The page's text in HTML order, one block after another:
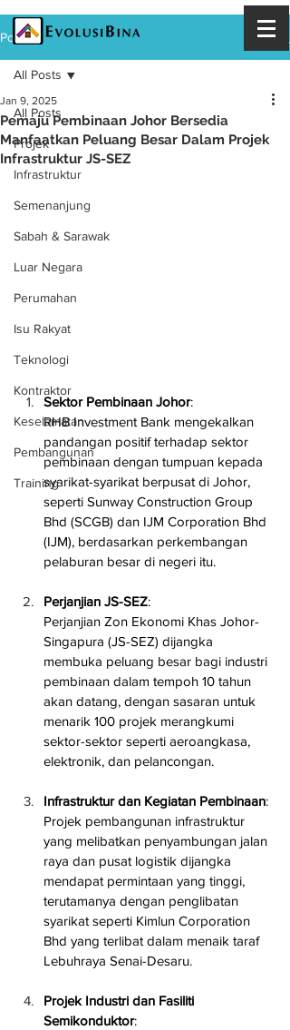
Post
All Posts
Projek
Infrastruktur
Semenanjung
Sabah & Sarawak
Luar Negara
Perumahan
Isu Rakyat
Teknologi
Kontraktor
Keselamatan
Pembangunan
Training
All Posts
Pemaju Pembinaan Johor Bersedia
Manfaatkan Peluang Besar Dalam Projek
Infrastruktur JS-SEZ
Jan 9, 2025
Sektor Pembinaan Johor:
RHB Investment Bank mengekalkan
pandangan positif terhadap sektor
pembinaan dengan tumpuan kepada
syarikat-syarikat berpusat di Johor,
seperti Sunway Construction Group
Bhd (SCGB) dan IJM Corporation Bhd
(IJM), berdasarkan perkembangan
pelaburan besar di negeri itu.
Perjanjian JS-SEZ:
Perjanjian Zon Ekonomi Khas Johor-
Singapura (JS-SEZ) dijangka
membuka peluang besar bagi industri
pembinaan dalam tempoh 10 tahun
akan datang, dengan sasaran untuk
menarik 100 projek merangkumi
sektor-sektor seperti aeroangkasa,
elektronik, dan pelancongan.
Infrastruktur dan Kegiatan Pembinaan:
Projek pembangunan infrastruktur
yang melibatkan penyambungan jalan
raya dan pusat logistik dijangka
mendapat permintaan yang tinggi,
terutamanya dengan penglibatan
syarikat seperti Kimlun Corporation
Bhd yang terlibat dalam menaik taraf
Lebuhraya Senai-Desaru.
Projek Industri dan Fasiliti
Semikonduktor: